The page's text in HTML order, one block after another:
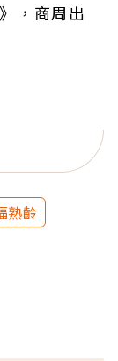
，商周出
熟齡